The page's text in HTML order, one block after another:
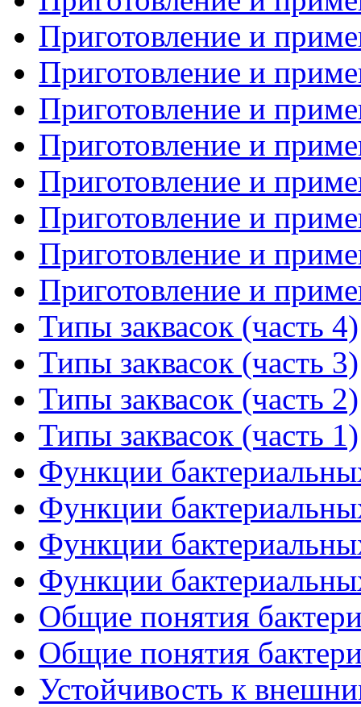
Приготовление и
Приготовление и
Приготовление и
Приготовление и
Приготовление и
Приготовление и
Приготовление и
Приготовление и
Типы заквасок (часть 4)
Типы заквасок (часть 3)
Типы заквасок (часть 2)
Типы заквасок (часть 1)
Функции
Функции
Функции
Функции
Общие понятия
Общие понятия
Устойчивость к